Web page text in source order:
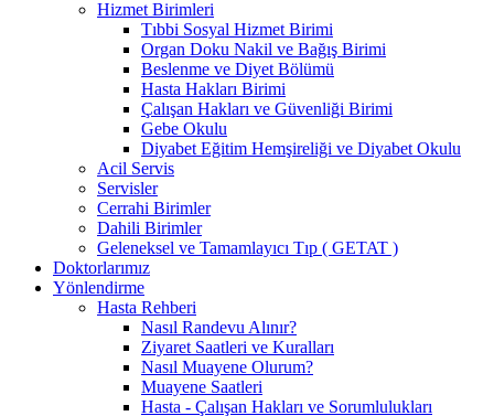
Hizmet Birimleri
Tıbbi Sosyal Hizmet Birimi
Organ Doku Nakil ve Bağış Birimi
Beslenme ve Diyet Bölümü
Hasta Hakları Birimi
Çalışan Hakları ve Güvenliği Birimi
Gebe Okulu
Diyabet Eğitim Hemşireliği ve Diyabet Okulu
Acil Servis
Servisler
Cerrahi Birimler
Dahili Birimler
Geleneksel ve Tamamlayıcı Tıp ( GETAT )
Doktorlarımız
Yönlendirme
Hasta Rehberi
Nasıl Randevu Alınır?
Ziyaret Saatleri ve Kuralları
Nasıl Muayene Olurum?
Muayene Saatleri
Hasta - Çalışan Hakları ve Sorumlulukları